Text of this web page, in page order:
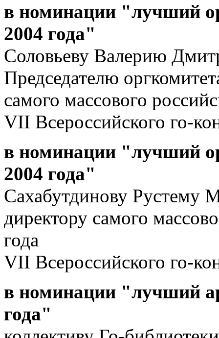
в номинации "лучший
2004 года"
Соловьеву Валерию
Председателю
самого массового
VII Всероссийского го-
в номинации "лучший
2004 года"
Сахабутдинову Рустему
директору самого
года
VII Всероссийского го-
в номинации "лучший
года"